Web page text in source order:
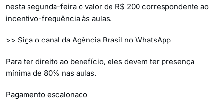
nesta segunda-feira o valor de R$ 200 correspondente ao
incentivo-frequência às aulas.
>> Siga o canal da Agência Brasil no WhatsApp
Para ter direito ao benefício, eles devem ter presença
mínima de 80% nas aulas.
Pagamento escalonado